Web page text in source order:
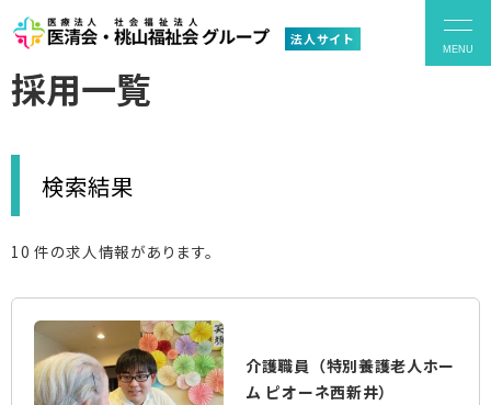
法人サイト
医療法人医清会 概要
社会福祉法人 桃山福祉会 概要
採用一覧
検索結果
10 件の求人情報があります。
介護職員（特別養護老人ホー
ム ピオーネ西新井）